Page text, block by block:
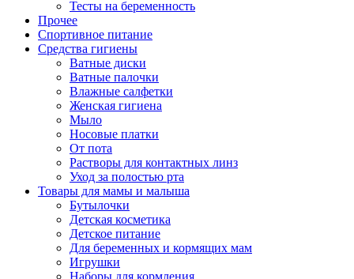
Тесты на беременность
Прочее
Спортивное питание
Средства гигиены
Ватные диски
Ватные палочки
Влажные салфетки
Женская гигиена
Мыло
Носовые платки
От пота
Растворы для контактных линз
Уход за полостью рта
Товары для мамы и малыша
Бутылочки
Детская косметика
Детское питание
Для беременных и кормящих мам
Игрушки
Наборы для кормления